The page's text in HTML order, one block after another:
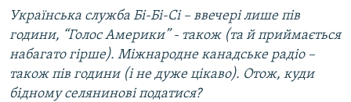
Українська служба Бі-Бі-Сі – ввечері лише пів
години, “Голос Америки” - також (та й приймається
набагато гірше). Міжнародне канадське радіо –
також пів години (і не дуже цікаво). Отож, куди
бідному селянинові податися?